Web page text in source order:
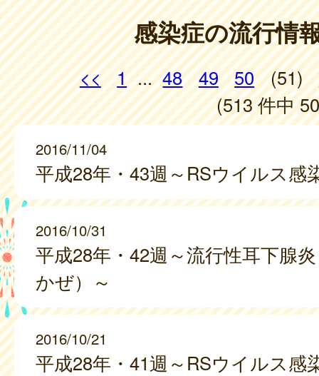
感染症の流行情
<< 1 ... 48 49 50 (51)
(513 件中
2016/11/04
平成28年・43週～RSウイルス感
2016/10/31
平成28年・42週～流行性耳下腺
かぜ）～
2016/10/21
平成28年・41週～RSウイルス感